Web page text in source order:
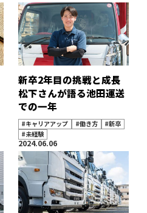
新卒2年目の挑戦と成長
松下さんが語る池田運送
での一年
#キャリアアップ #働き方
#新卒
#未経験
2024.06.06